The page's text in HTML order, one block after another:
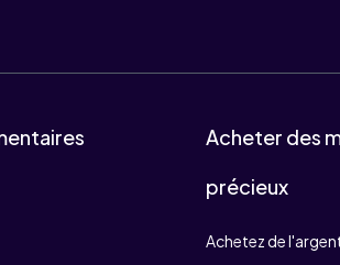
Acheter des
précieux
Achetez de